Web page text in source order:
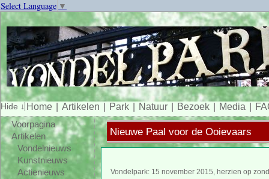
Select Language ▼
Home Artikelen Park Natuur Bezoek Media
Voorpagina
Artikelen
Vondelnieuws
Kunstnieuws
Actienieuws
Nieuwe Paal voor de Ooievaars
Vondelpark: 15 november 2015, herzien op